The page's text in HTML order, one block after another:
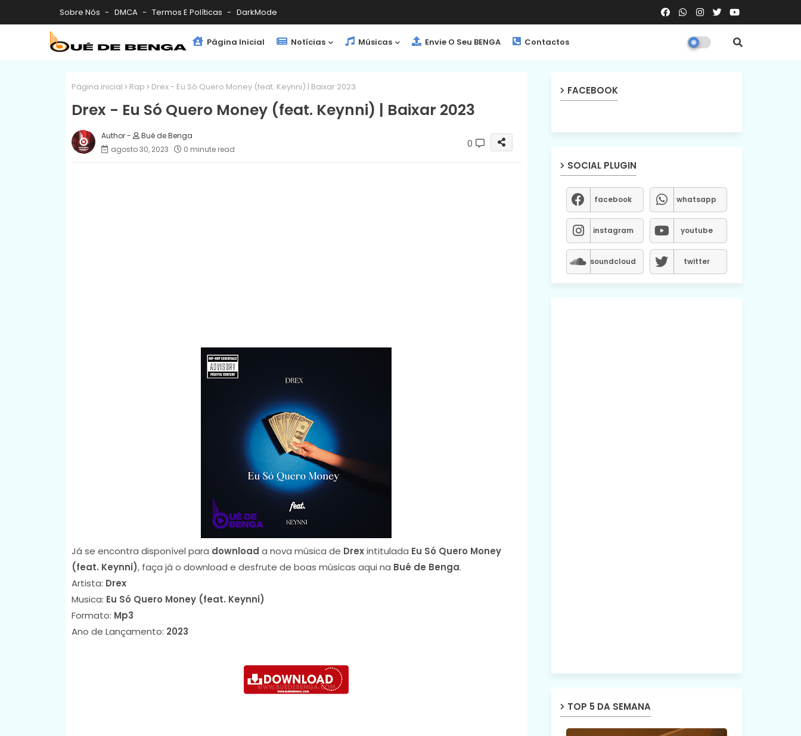
Sobre Nós DMCA Termos E Políticas DarkMode
Página Inicial Notícias Músicas Envie O Seu BENGA Contactos
Página inicial Rap Drex - Eu Só Quero Money (feat. Keynni) | Baixar 2023
Drex - Eu Só Quero Money (feat. Keynni) | Baixar 2023
Bué de Benga
agosto 30, 2023
0 minute read 0
Já se encontra disponível para download a nova música de Drexintitulada Eu Só Quero Money
(feat. Keynni), faça já o download e desfrute de boas músicas aqui na Bué de Benga.
Artista: Drex
Musica: Eu Só Quero Money (feat. Keynni)
Formato: Mp3
Ano de Lançamento: 2023
FACEBOOK
SOCIAL PLUGIN
facebook whatsapp
instagram youtube
soundcloud twitter
TOP 5 DA SEMANA